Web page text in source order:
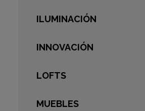
ILUMINACIÓN
INNOVACIÓN
LOFTS
MUEBLES